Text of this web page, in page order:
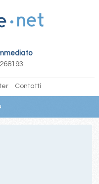
Contatti